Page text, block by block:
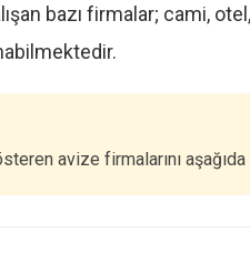
bazı firmalar; cami,
avize firmalarını